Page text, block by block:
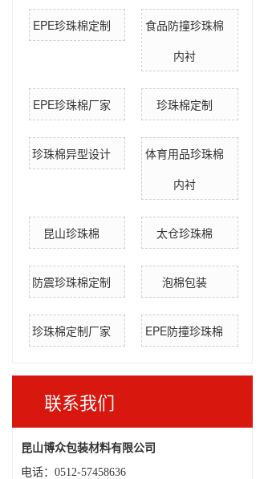
EPE珍珠棉定制
食品防撞珍珠棉
内衬
EPE珍珠棉厂家 珍珠棉定制
珍珠棉异型设计
体育用品珍珠棉
内衬
昆山珍珠棉 太仓珍珠棉
防震珍珠棉定制 泡棉包装
珍珠棉定制厂家 EPE防撞珍珠棉
联系我们
昆山博众包装材料有限公司
电话：0512-57458636